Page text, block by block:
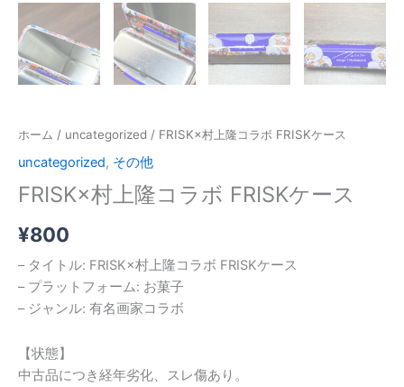
ホーム / uncategorized / FRISK×村上隆コラボ FRISKケース
uncategorized, その他
FRISK×村上隆コラボ FRISKケース
¥800
– タイトル: FRISK×村上隆コラボ FRISKケース
– プラットフォーム: お菓子
– ジャンル: 有名画家コラボ
【状態】
中古品につき経年劣化、スレ傷あり。